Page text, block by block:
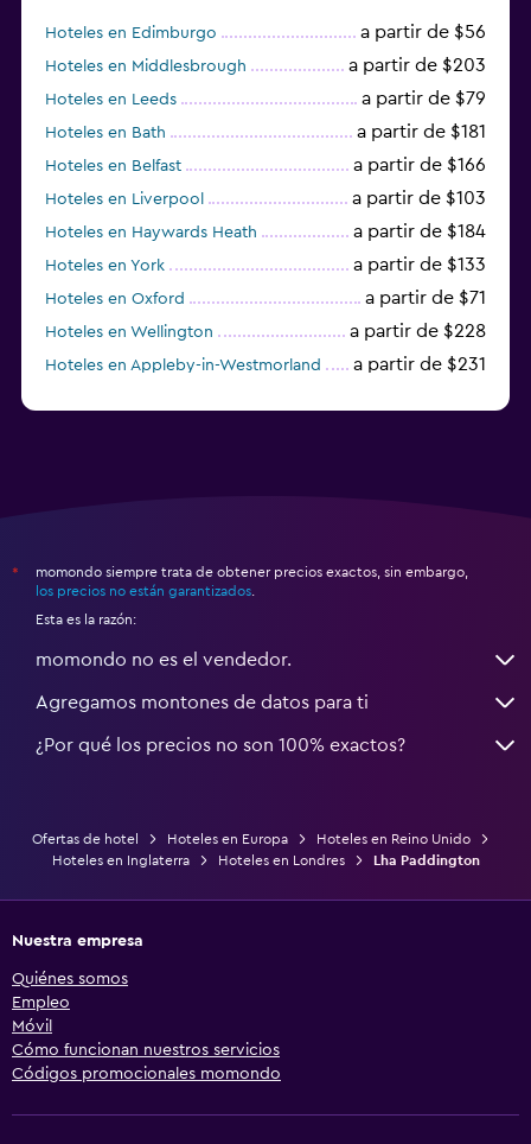
Hoteles en Edimburgo a partir de $56
Hoteles en Middlesbrough a partir de $203
Hoteles en Leeds a partir de $79
Hoteles en Bath a partir de $181
Hoteles en Belfast a partir de $166
Hoteles en Liverpool a partir de $103
Hoteles en Haywards Heath a partir de $184
Hoteles en York a partir de $133
Hoteles en Oxford a partir de $71
Hoteles en Wellington a partir de $228
Hoteles en Appleby-in-Westmorland a partir de $231
*
momondo siempre trata de obtener precios exactos, sin embargo,
los precios no están garantizados
Esta es la razón:
momondo no es el vendedor.
Agregamos montones de datos para ti
¿Por qué los precios no son 100% exactos?
Ofertas de hotel Hoteles en Europa
Hoteles en Reino Unido
Hoteles en Inglaterra
Hoteles en Londres Lha Paddington
Nuestra empresa
Quiénes somos
Empleo
Móvil
Cómo funcionan nuestros servicios
Códigos promocionales momondo